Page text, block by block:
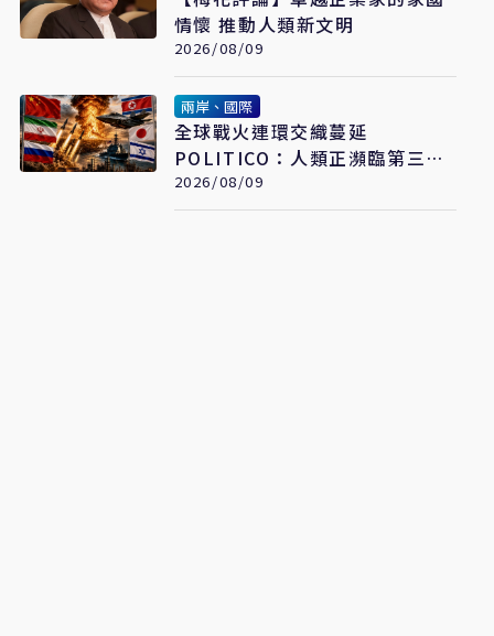
情懷 推動人類新文明
2026/08/09
兩岸、國際
全球戰火連環交織蔓延
POLITICO：人類正瀕臨第三次
世界大戰
2026/08/09